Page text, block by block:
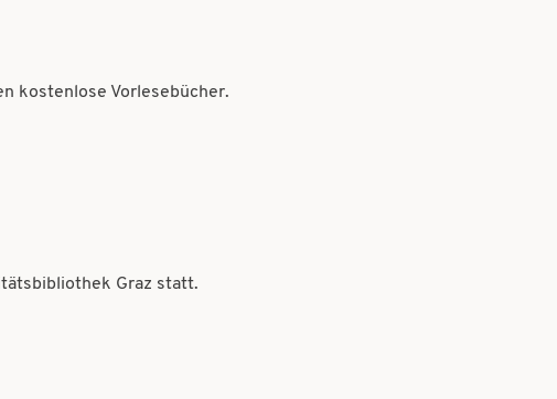
kostenlose Vorlesebücher.
Graz statt.